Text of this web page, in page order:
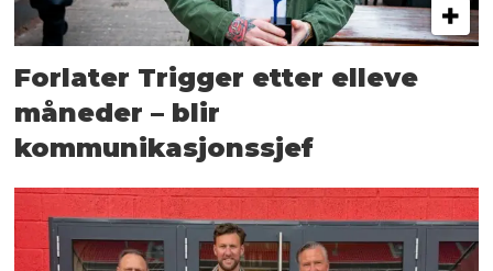
Forlater Trigger etter elleve
måneder – blir
kommunikasjonssjef